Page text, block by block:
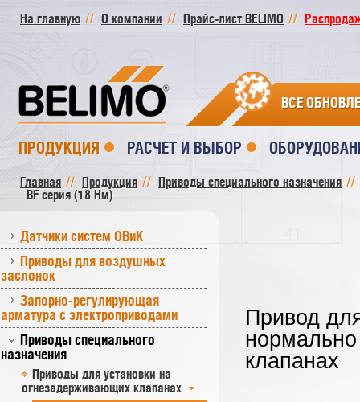
На главную О компании Прайс-лист BELIMO
ВСЕ
ПРОДУКЦИЯ РАСЧЕТ И ВЫБОР
Главная Продукция
Приводы специального назначения
BF серия (18 Нм)
Датчики систем ОВиК
Приводы для воздушных
заслонок
Запорно-регулирующая
арматура с электроприводами
Приводы специального
назначения
Приводы для установки на
огнезадерживающих клапанах
Привод
клапанах